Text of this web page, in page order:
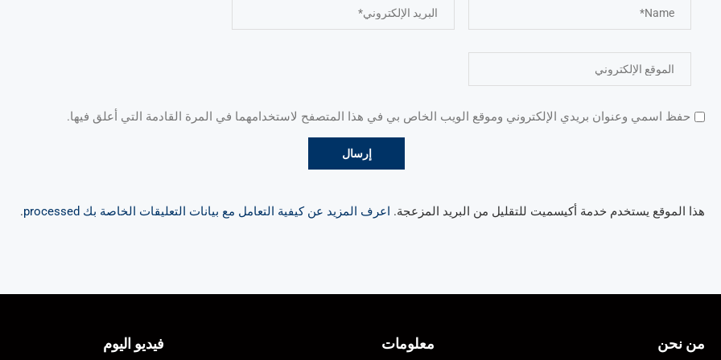
حفظ اسمي وعنوان بريدي الإلكتروني وموقع الويب الخاص بي في هذا المتصفح لاستخدامهما في المرة القادمة التي أعلق فيها.
هذا الموقع يستخدم خدمة أكيسميت للتقليل من البريد المزعجة. اعرف المزيد عن كيفية التعامل مع بيانات التعليقات الخاصة بك processed .
من نحن معلومات فيديو اليوم